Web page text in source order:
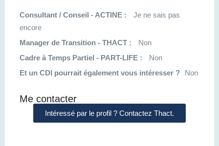
Consultant / Conseil - ACTINE :
Je ne sais pas
encore
Manager de Transition - THACT :
Non
Cadre à Temps Partiel - PART-LIFE :
Non
Et un CDI pourrait également vous intéresser ?
Non
Me contacter
Intéressé par le profil ? Contactez Thact.